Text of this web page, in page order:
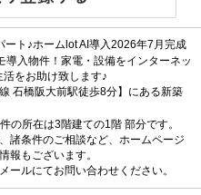
ト♪ホームlot AI導入2026年7月完成
入物件！家電・設備をインターネッ
をお助け致します♪
石橋阪大前駅徒歩8分】にある新築
の所在は3階建ての1階 部分です。
諸条件のご相談など、ホームページ
報もございます。
ールにてお問い合わせください。